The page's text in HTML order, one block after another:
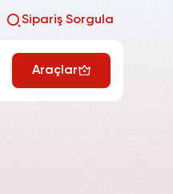
Sipariş Sorgula
Araçlar